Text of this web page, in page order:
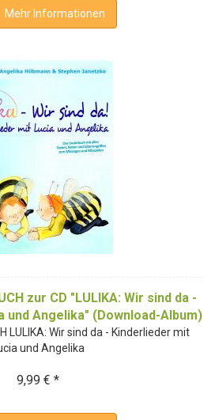
Mehr Informationen
zur CD "LULIKA: Wir sind da -
und Angelika" (Download-Album)
LULIKA: Wir sind da - Kinderlieder mit
und Angelika
9,99 € *